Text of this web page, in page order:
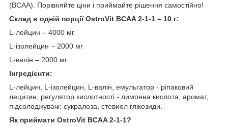
(BCAA). Порівняйте ціни і приймайте рішення самостійно!
Склад в одній порції OstroVit BCAA 2-1-1 – 10 г:
L-лейцин – 4000 мг
L-ізолейцин – 2000 мг
L-валін – 2000 мг
Інгредієнти:
L-лейцин, L-ізолейцин, L-валін, емульгатор - ріпаковий
лецитин, регулятор кислотності - лимонна кислота, аромат,
підсолоджувачі: сукралоза, стевиол глікозиди.
Як приймати OstroVit BCAA 2-1-1?